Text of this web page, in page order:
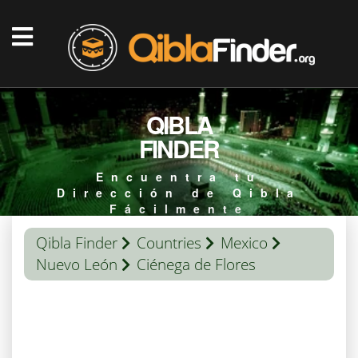
QIBLA
FINDER
Encuentra tu
Dirección de Qibla
Fácilmente
Qibla Finder Countries
Mexico
Nuevo León
Ciénega de Flores